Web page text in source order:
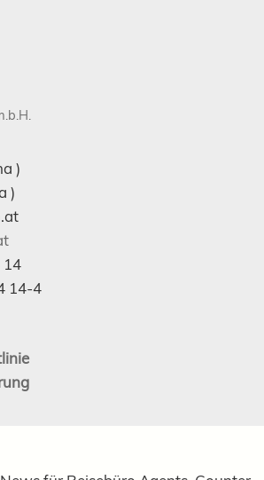
)
)
14
14-4